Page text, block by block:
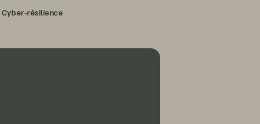
Cyber-résilience